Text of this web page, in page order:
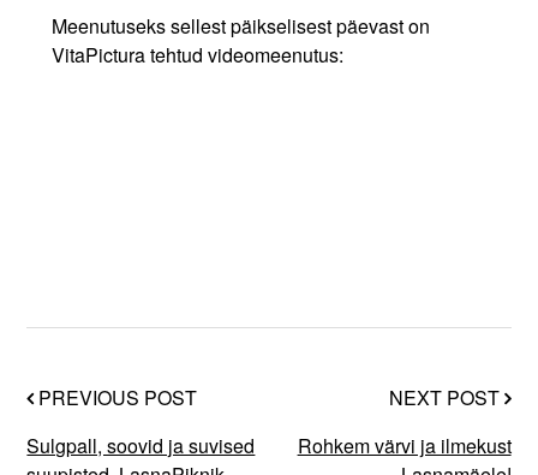
Meenutuseks sellest päikselisest päevast on
VitaPictura tehtud videomeenutus:
PREVIOUS POST
Sulgpall, soovid ja suvised
NEXT POST
Rohkem värvi ja ilmekust